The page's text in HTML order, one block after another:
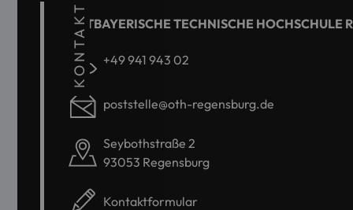
KONTAKT
OSTBAYERISCHE TECHNISCHE HOCHSCHULE
+49 941 943 02
poststelle@oth-regensburg.de
Seybothstraße 2
93053 Regensburg
Kontaktformular